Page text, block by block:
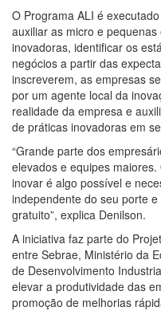
O Programa ALI é
auxiliar as micro e
inovadoras, identificar os
negócios a partir das
inscreverem, as empresas
por um agente local da
realidade da empresa e
de práticas inovadoras em
“Grande parte dos
elevados e equipes
inovar é algo possível e
independente do seu porte
gratuito”, explica Denilson.
A iniciativa faz parte do
entre Sebrae, Ministério da
de Desenvolvimento
elevar a produtividade das
promoção de melhorias